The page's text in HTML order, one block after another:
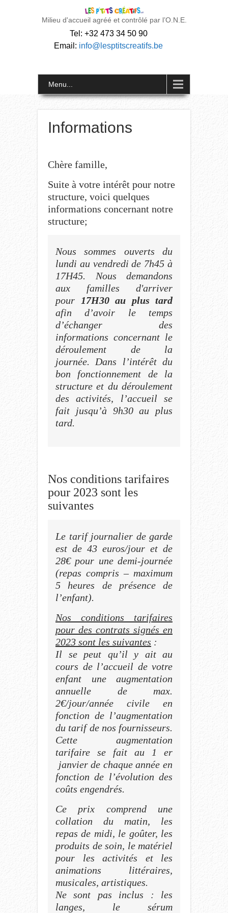
Milieu d'accueil agréé et contrôlé par l’O.N.E.
Tel: +32 473 34 50 90
Email: info@lesptitscreatifs.be
Menu...
Informations
Chère famille,
Suite à votre intérêt pour notre
structure, voici quelques
informations concernant notre
structure;
Nous sommes ouverts du
lundi au vendredi de 7h45 à
17H45. Nous demandons
aux familles d'arriver
pour
17H30 au plus tard
afin d’avoir le temps
d’échanger des
informations concernant le
déroulement de la
journée. Dans l’intérêt du
bon fonctionnement de la
structure et du déroulement
des activités, l’accueil se
fait jusqu’à 9h30 au plus
tard.
Nos conditions tarifaires
pour 2023 sont les
suivantes
Le tarif journalier de garde
est de 43 euros/jour et de
28€ pour une demi-journée
(repas compris – maximum
5 heures de présence de
l’enfant).
Nos conditions tarifaires
pour des contrats signés en
2023 sont les suivantes :
Il se peut qu’il y ait au
cours de l’accueil de votre
enfant une augmentation
annuelle de max.
2€/jour/année civile en
fonction de l’augmentation
du tarif de nos fournisseurs.
Cette augmentation
tarifaire se fait au 1 er
janvier de chaque année en
fonction de l’évolution des
coûts engendrés.
Ce prix comprend une
collation du matin, les
repas de midi, le goûter, les
produits de soin, le matériel
pour les activités et les
animations littéraires,
musicales, artistiques.
Ne sont pas inclus : les
langes, le sérum